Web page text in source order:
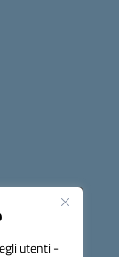
utenti -